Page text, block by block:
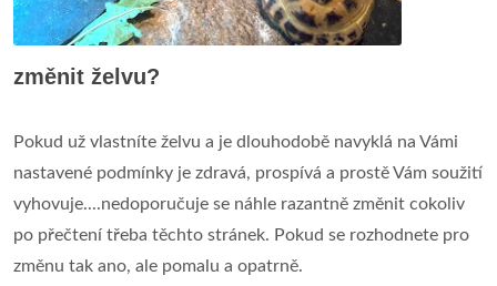
změnit želvu?
Pokud už vlastníte želvu a je dlouhodobě navyklá na Vámi
nastavené podmínky je zdravá, prospívá a prostě Vám soužití
vyhovuje....nedoporučuje se náhle razantně změnit cokoliv
po přečtení třeba těchto stránek. Pokud se rozhodnete pro
změnu tak ano, ale pomalu a opatrně.